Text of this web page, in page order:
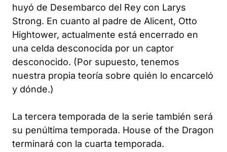
huyó de Desembarco del Rey con Larys
Strong. En cuanto al padre de Alicent, Otto
Hightower, actualmente está encerrado en
una celda desconocida por un captor
desconocido. (Por supuesto, tenemos
nuestra propia teoría sobre quién lo encarceló
y dónde.)
La tercera temporada de la serie también será
su penúltima temporada. House of the Dragon
terminará con la cuarta temporada.